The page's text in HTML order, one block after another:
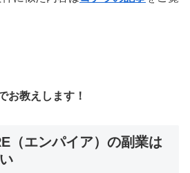
お教えします！
（エンパイア）の副業は